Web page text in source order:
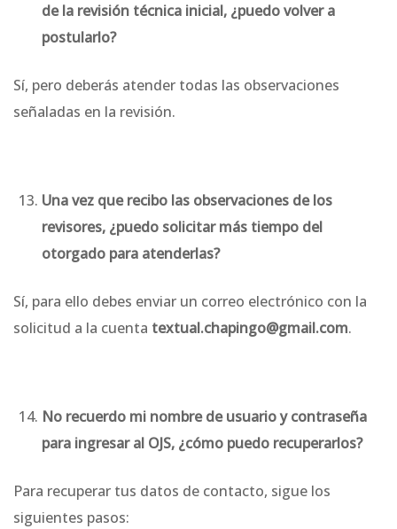
de la revisión técnica inicial, ¿puedo volver a
postularlo?
Sí, pero deberás atender todas las observaciones
señaladas en la revisión.
Una vez que recibo las observaciones de los
revisores, ¿puedo solicitar más tiempo del
otorgado para atenderlas?
Sí, para ello debes enviar un correo electrónico con la
solicitud a la cuenta textual.chapingo@gmail.com.
No recuerdo mi nombre de usuario y contraseña
para ingresar al OJS, ¿cómo puedo recuperarlos?
Para recuperar tus datos de contacto, sigue los
siguientes pasos: